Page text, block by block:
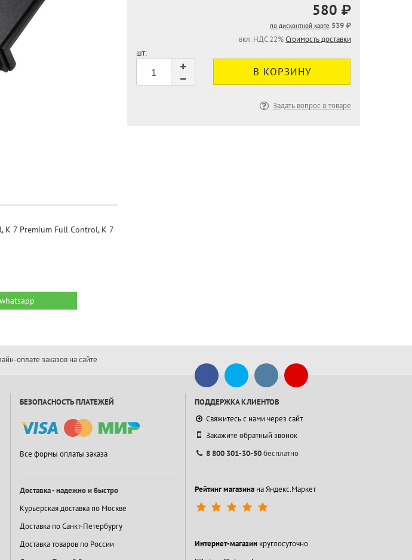
580 ₽
по дисконтной карте 539 ₽
вкл. НДС 22%Стоимость доставки
шт:
Задать вопрос о товаре
K 7 Premium Full Control, K 7
whatsapp
оплате заказов на сайте
БЕЗОПАСНОСТЬ ПЛАТЕЖЕЙ
Все формы оплаты заказа
Доставка - надежно и быстро
Курьерская доставка по Москве
Доставка по Санкт-Петербургу
Доставка товаров по России
ПОДДЕРЖКА КЛИЕНТОВ
Свяжитесь с нами через сайт
Закажите обратный звонок
8 800 301-30-50бесплатно
Рейтинг магазинана Яндекс.Маркет
Интернет-магазинкруглосуточно